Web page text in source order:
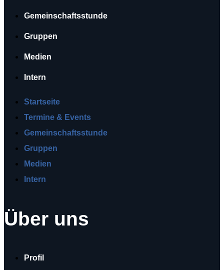
Gemeinschaftsstunde
Gruppen
Medien
Intern
Startseite
Termine & Events
Gemeinschaftsstunde
Gruppen
Medien
Intern
Über uns
Profil